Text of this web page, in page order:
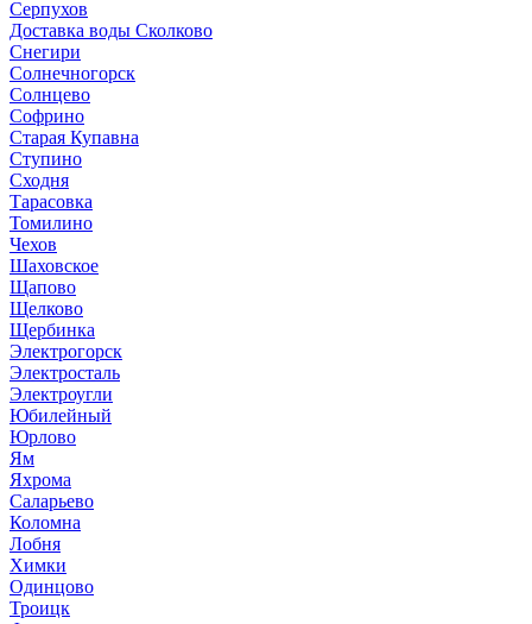
Серпухов
Доставка воды Сколково
Снегири
Солнечногорск
Солнцево
Софрино
Старая Купавна
Ступино
Сходня
Тарасовка
Томилино
Чехов
Шаховское
Щапово
Щелково
Щербинка
Электрогорск
Электросталь
Электроугли
Юбилейный
Юрлово
Ям
Яхрома
Саларьево
Коломна
Лобня
Химки
Одинцово
Троицк